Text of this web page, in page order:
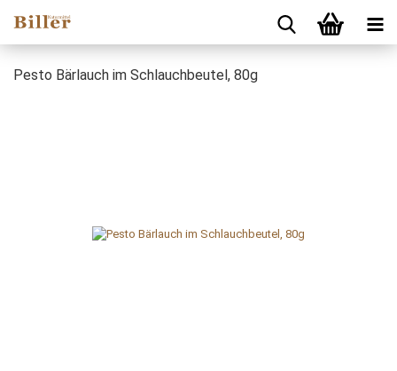
Pesto Bärlauch im Schlauchbeutel, 80g